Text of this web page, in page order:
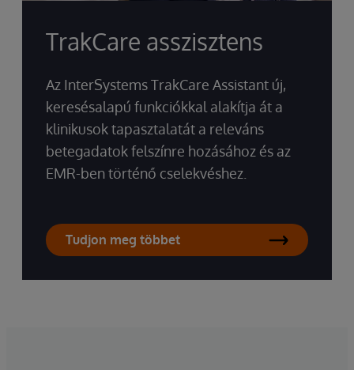
TrakCare asszisztens
Az InterSystems TrakCare Assistant új,
keresésalapú funkciókkal alakítja át a
klinikusok tapasztalatát a releváns
betegadatok felszínre hozásához és az
EMR-ben történő cselekvéshez.
Tudjon meg többet